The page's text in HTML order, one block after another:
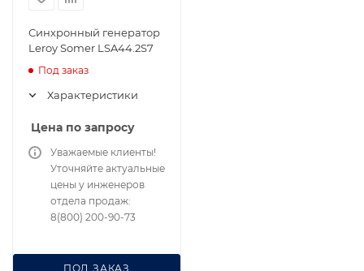
Синхронный генератор
Leroy Somer LSA44.2S7
Под заказ
Характеристики
Цена по запросу
ПОД ЗАКАЗ
Уважаемые клиенты!
Уточняйте актуальные
цены у инженеров
отдела продаж:
8(800) 200-90-73